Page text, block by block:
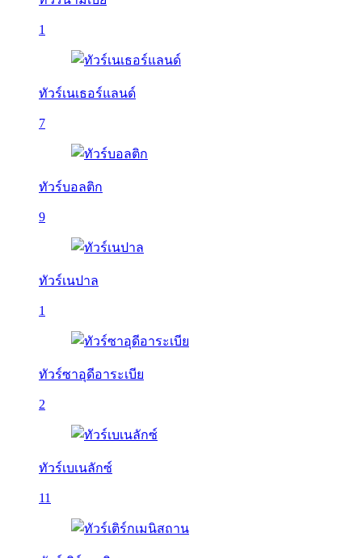
1
ทัวร์เนเธอร์แลนด์
7
ทัวร์บอลติก
9
ทัวร์เนปาล
1
ทัวร์ซาอุดีอาระเบีย
2
ทัวร์เบเนลักซ์
11